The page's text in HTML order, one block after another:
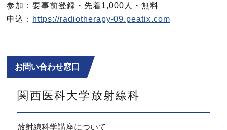
参加：要事前登録・先着1,000人・無料
申込： https://radiotherapy-09.peatix.com
お問い合わせ窓口
関西医科大学 放射線科
放射線科学講座について